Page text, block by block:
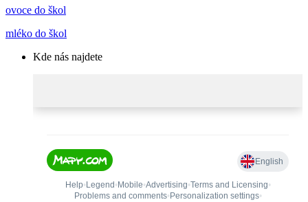
ovoce do škol
mléko do škol
Kde nás najdete